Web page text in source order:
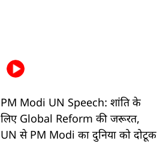
PM Modi UN Speech: शांति के
लिए Global Reform की जरूरत,
UN से PM Modi का दुनिया को दोटूक